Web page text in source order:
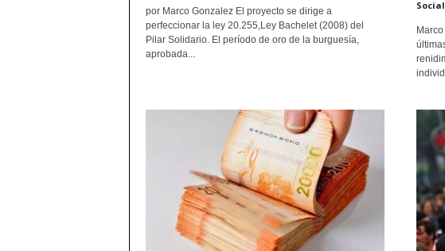
por Marco Gonzalez El proyecto se dirige a
perfeccionar la ley 20.255,Ley Bachelet (2008) del
Pilar Solidario. El período de oro de la burguesía,
aprobada...